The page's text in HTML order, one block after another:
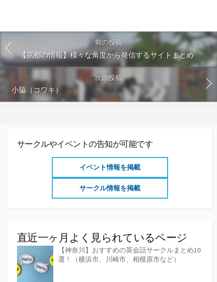
前の投稿
【京都の情報】様々な角度から発信するサイトまとめ
次の投稿
小脇（コワキ）
サークルやイベントの告知が可能です
イベント情報を掲載
サークル情報を掲載
直近一ヶ月よく見られているページ
【神奈川】おすすめの英会話サークルまとめ10
選！（横浜市、川崎市、相模原市など）